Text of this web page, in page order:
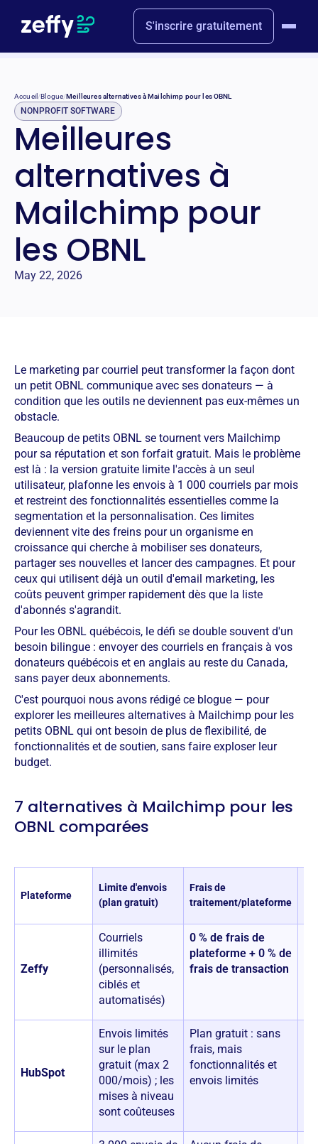
S'inscrire gratuitement
Accueil /Blogue/Meilleures alternatives à Mailchimp pour les OBNL
NONPROFIT SOFTWARE
Meilleures
alternatives à
Mailchimp pour
les OBNL
May 22, 2026
Le marketing par courriel peut transformer la façon dont
un petit OBNL communique avec ses donateurs — à
condition que les outils ne deviennent pas eux-mêmes un
obstacle.
Beaucoup de petits OBNL se tournent vers Mailchimp
pour sa réputation et son forfait gratuit. Mais le problème
est là : la version gratuite limite l'accès à un seul
utilisateur, plafonne les envois à 1 000 courriels par mois
et restreint des fonctionnalités essentielles comme la
segmentation et la personnalisation. Ces limites
deviennent vite des freins pour un organisme en
croissance qui cherche à mobiliser ses donateurs,
partager ses nouvelles et lancer des campagnes. Et pour
ceux qui utilisent déjà un outil d'email marketing, les
coûts peuvent grimper rapidement dès que la liste
d'abonnés s'agrandit.
Pour les OBNL québécois, le défi se double souvent d'un
besoin bilingue : envoyer des courriels en français à vos
donateurs québécois et en anglais au reste du Canada,
sans payer deux abonnements.
C'est pourquoi nous avons rédigé ce blogue — pour
explorer les meilleures alternatives à Mailchimp pour les
petits OBNL qui ont besoin de plus de flexibilité, de
fonctionnalités et de soutien, sans faire exploser leur
budget.
7 alternatives à Mailchimp pour les
OBNL comparées
Plateforme
Limite d'envois
(plan gratuit)
Frais de
traitement/plateforme
Zeffy
Courriels
illimités
(personnalisés,
ciblés et
automatisés)
0 % de frais de
plateforme + 0 % de
frais de transaction
HubSpot
Envois limités
sur le plan
gratuit (max 2
000/mois) ; les
mises à niveau
sont coûteuses
Plan gratuit : sans
frais, mais
fonctionnalités et
envois limités